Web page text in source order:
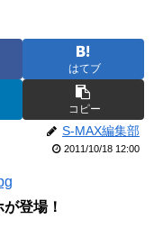
はてブ
コピー
S-MAX編集部
2011/10/18 12:00
登場！